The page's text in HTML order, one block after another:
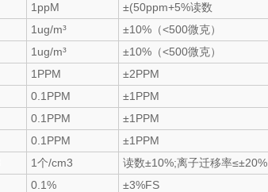
1ppM
±(50ppm+5%读数
1ug/m³
±10%（<500微克）
1ug/m³
±10%（<500微克）
1PPM
±2PPM
0.1PPM
±1PPM
0.1PPM
±1PPM
0.1PPM
±1PPM
1个/cm3
读数±10%;离子迁移率≤±20%
0.1% ±3%FS